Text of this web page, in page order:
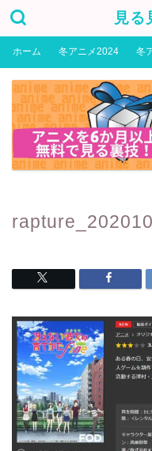
見る
ホーム 冬アニメ2024 冬